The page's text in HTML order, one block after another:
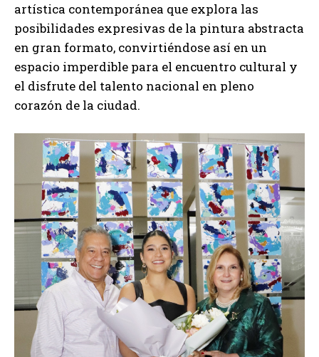
artística contemporánea que explora las
posibilidades expresivas de la pintura abstracta
en gran formato, convirtiéndose así en un
espacio imperdible para el encuentro cultural y
el disfrute del talento nacional en pleno
corazón de la ciudad.